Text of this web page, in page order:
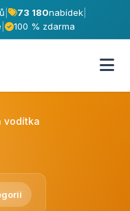
73 180nabídek
100 % zdarma
vodítka